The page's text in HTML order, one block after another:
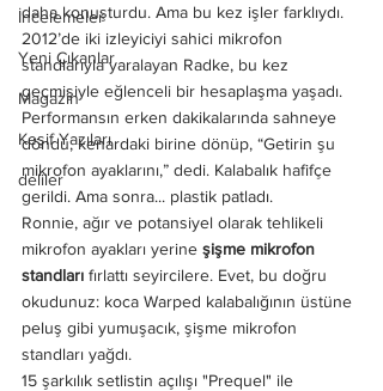
İncelemeler
Yeni Çıkanlar
Magazin
Keşif Yazıları
deliler
daha konuşturdu. Ama bu kez işler farklıydı.
2012’de iki izleyiciyi sahici mikrofon
standlarıyla yaralayan Radke, bu kez
geçmişiyle eğlenceli bir hesaplaşma yaşadı.
Performansın erken dakikalarında sahneye
döndü, kenardaki birine dönüp, “Getirin şu
mikrofon ayaklarını,” dedi. Kalabalık hafifçe
gerildi. Ama sonra... plastik patladı.
Ronnie, ağır ve potansiyel olarak tehlikeli
mikrofon ayakları yerine şişme mikrofon
standları fırlattı seyircilere. Evet, bu doğru
okudunuz: koca Warped kalabalığının üstüne
peluş gibi yumuşacık, şişme mikrofon
standları yağdı.
15 şarkılık setlistin açılışı "Prequel" ile